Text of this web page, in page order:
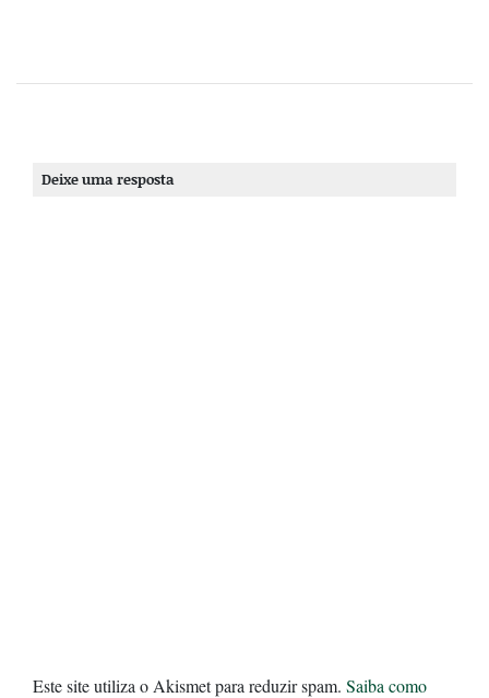
Deixe uma resposta
Este site utiliza o Akismet para reduzir spam. Saiba como